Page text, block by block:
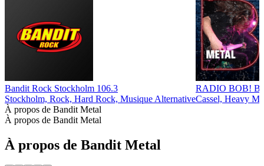
Bandit Rock Stockholm 106.3
Stockholm, Rock, Hard Rock, Musique Alternative
RADIO BOB!
Cassel, Heavy
À propos de Bandit Metal
À propos de Bandit Metal
À propos de Bandit Metal